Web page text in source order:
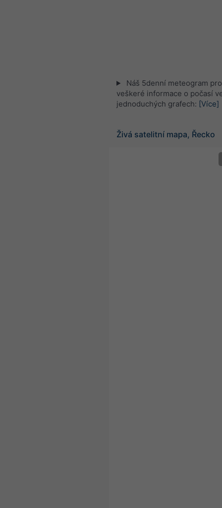
Náš 5denní meteogram
veškeré informace o počasí
jednoduchých grafech: [Více]
Živá satelitní mapa, Řecko